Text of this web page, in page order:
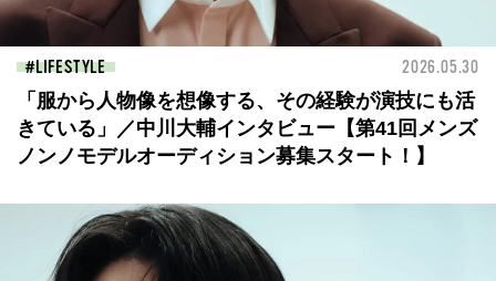
LIFESTYLE 2026.05.30
「服から人物像を想像する、その経験が演技にも活
きている」／中川大輔インタビュー【第41回メンズ
ノンノモデルオーディション募集スタート！】